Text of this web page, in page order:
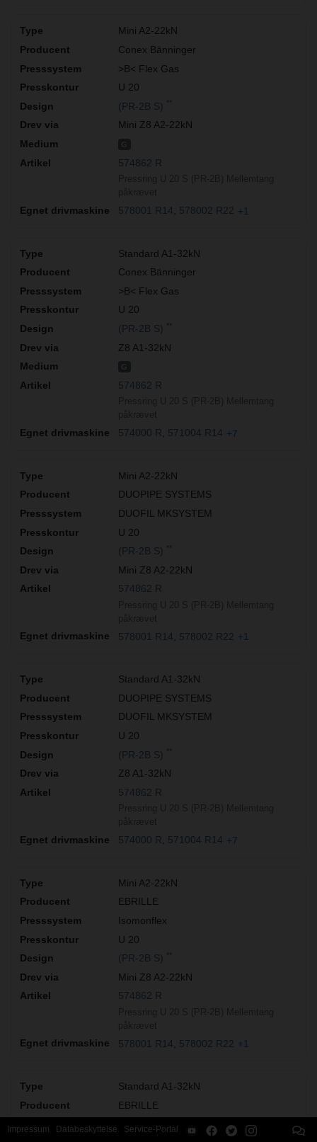
Mini A2-22kN
Conex Bänninger
>B< Flex Gas
U 20
(PR-2B S)
Mini Z8 A2-22kN
574862 R
578001 R14 578002 R22 +1
Standard A1-32kN
Conex Bänninger
>B< Flex Gas
U 20
(PR-2B S)
Z8 A1-32kN
574862 R
574000 R 571004 R14 +7
Mini A2-22kN
DUOPIPE SYSTEMS
DUOFIL MKSYSTEM
U 20
(PR-2B S)
Mini Z8 A2-22kN
574862 R
578001 R14 578002 R22 +1
Standard A1-32kN
DUOPIPE SYSTEMS
DUOFIL MKSYSTEM
U 20
(PR-2B S)
Z8 A1-32kN
574862 R
574000 R 571004 R14 +7
Mini A2-22kN
EBRILLE
Isomonflex
U 20
(PR-2B S)
Mini Z8 A2-22kN
574862 R
578001 R14 578002 R22 +1
Standard A1-32kN
EBRILLE
Isomonflex
Impressum Databeskyttelse Service-Portal